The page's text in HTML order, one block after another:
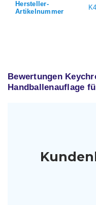
Hersteller-
Artikelnummer
Bewertungen
Handballenauflage